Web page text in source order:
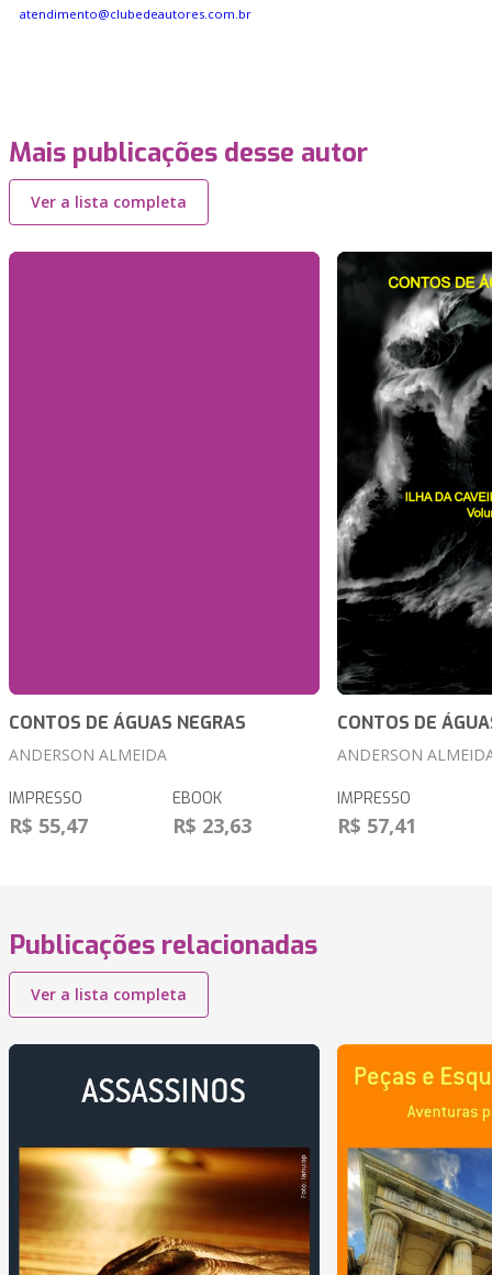
atendimento@clubedeautores.com.br
Mais publicações desse autor
Ver a lista completa
CONTOS DE ÁGUAS NEGRAS
ANDERSON ALMEIDA
IMPRESSO
R$ 55,47
EBOOK
R$ 23,63
CONTOS DE
ANDERSON
IMPRESSO
R$ 57,41
Publicações relacionadas
Ver a lista completa